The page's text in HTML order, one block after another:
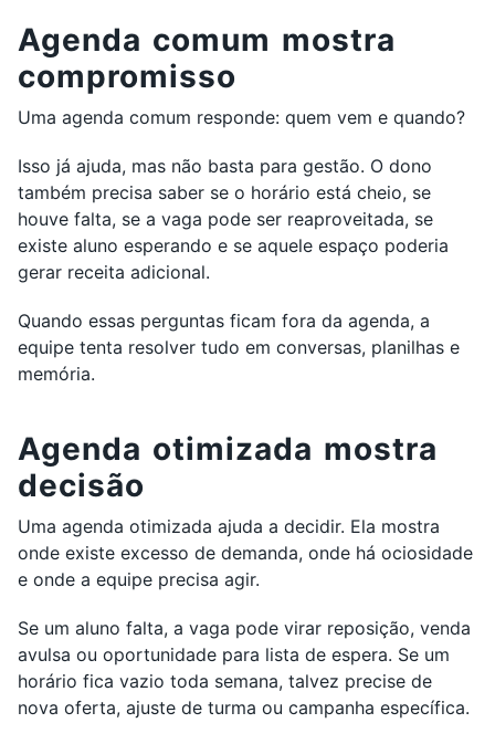
Agenda comum mostra
compromisso
Uma agenda comum responde: quem vem e quando?
Isso já ajuda, mas não basta para gestão. O dono
também precisa saber se o horário está cheio, se
houve falta, se a vaga pode ser reaproveitada, se
existe aluno esperando e se aquele espaço poderia
gerar receita adicional.
Quando essas perguntas ficam fora da agenda, a
equipe tenta resolver tudo em conversas, planilhas e
memória.
Agenda otimizada mostra
decisão
Uma agenda otimizada ajuda a decidir. Ela mostra
onde existe excesso de demanda, onde há ociosidade
e onde a equipe precisa agir.
Se um aluno falta, a vaga pode virar reposição, venda
avulsa ou oportunidade para lista de espera. Se um
horário fica vazio toda semana, talvez precise de
nova oferta, ajuste de turma ou campanha específica.